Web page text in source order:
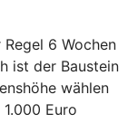
6 Wochen
ist der Baustein
wählen
Euro